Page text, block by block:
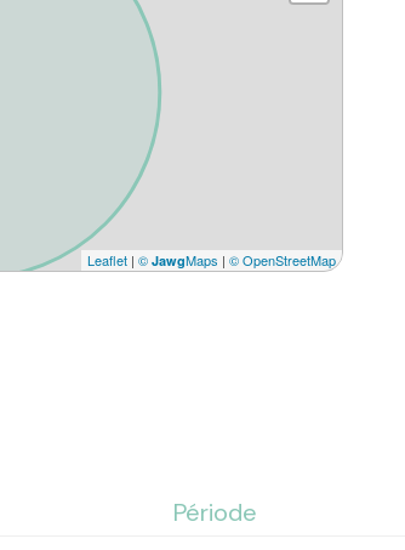
Leaflet | © JawgMaps | © OpenStreetMap
Période